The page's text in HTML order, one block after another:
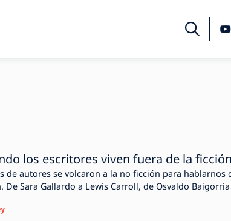
los escritores viven fuera de la ficción
de autores se volcaron a la no ficción para hablarnos
Sara Gallardo a Lewis Carroll, de Osvaldo Baigorria